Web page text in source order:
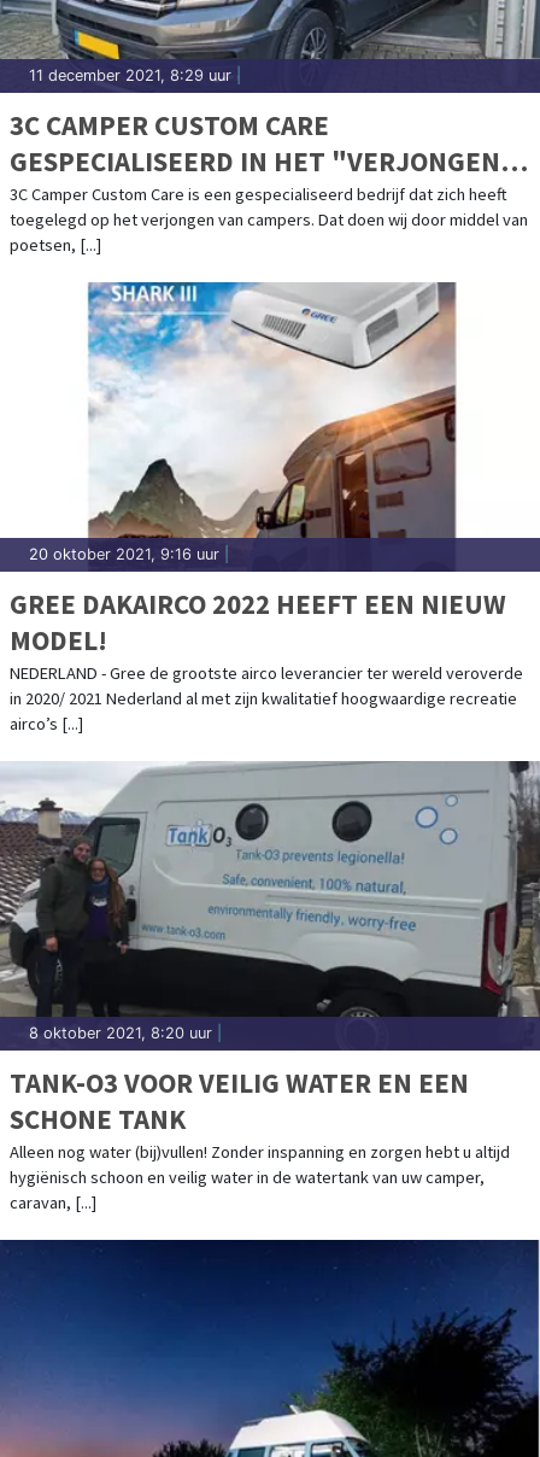
11 december 2021, 8:29 uur
3C CAMPER CUSTOM CARE
GESPECIALISEERD IN HET "VERJONGEN"
VAN CAMPERS
3C Camper Custom Care is een gespecialiseerd bedrijf dat zich heeft
toegelegd op het verjongen van campers. Dat doen wij door middel van
poetsen, [...]
20 oktober 2021, 9:16 uur
GREE DAKAIRCO 2022 HEEFT EEN NIEUW
MODEL!
NEDERLAND - Gree de grootste airco leverancier ter wereld veroverde
in 2020/ 2021 Nederland al met zijn kwalitatief hoogwaardige recreatie
airco’s [...]
8 oktober 2021, 8:20 uur
TANK-O3 VOOR VEILIG WATER EN EEN
SCHONE TANK
Alleen nog water (bij)vullen! Zonder inspanning en zorgen hebt u altijd
hygiënisch schoon en veilig water in de watertank van uw camper,
caravan, [...]